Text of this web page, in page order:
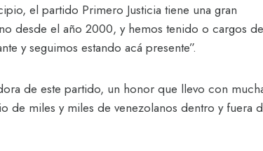
el partido Primero Justicia tiene una gran
desde el año 2000, y hemos tenido o cargos de
y seguimos estando acá presente”.
de este partido, un honor que llevo con
de miles y miles de venezolanos dentro y fuera